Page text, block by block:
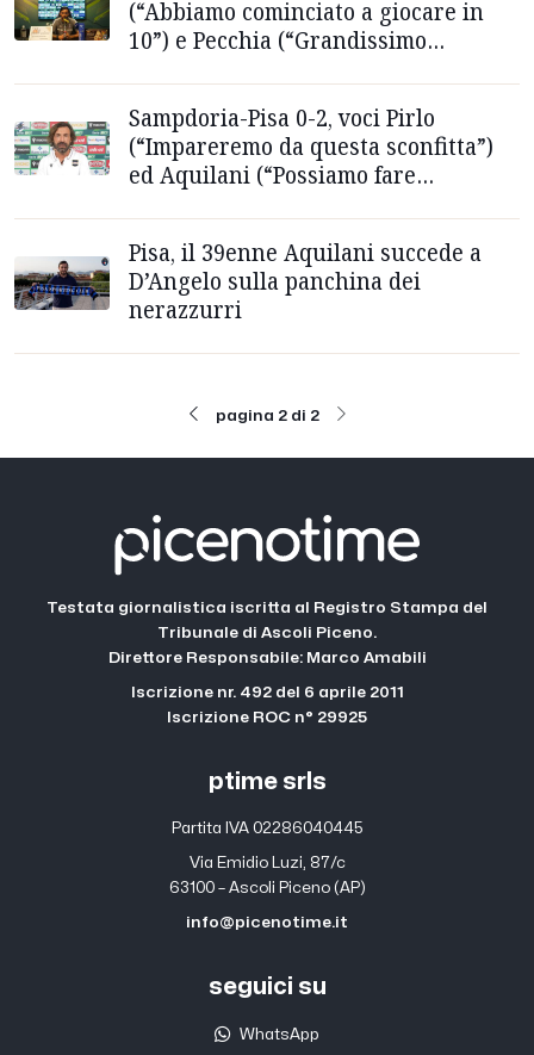
(“Abbiamo cominciato a giocare in
10”) e Pecchia (“Grandissimo
Sampdoria-Pisa 0-2, voci Pirlo
(“Impareremo da questa sconfitta”)
ed Aquilani (“Possiamo fare
Pisa, il 39enne Aquilani succede a
D’Angelo sulla panchina dei
nerazzurri
pagina 2 di 2
Testata giornalistica iscritta al Registro Stampa del
Tribunale di Ascoli Piceno.
Direttore Responsabile: Marco Amabili
Iscrizione nr. 492 del 6 aprile 2011
Iscrizione ROC n° 29925
ptime srls
Partita IVA 02286040445
Via Emidio Luzi, 87/c
63100 – Ascoli Piceno (AP)
info@picenotime.it
seguici su
WhatsApp